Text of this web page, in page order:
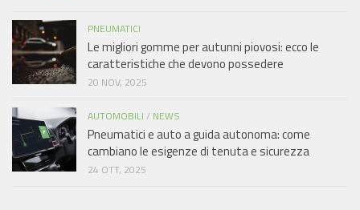
PNEUMATICI
Le migliori gomme per autunni piovosi: ecco le
caratteristiche che devono possedere
20 NOV, 2025
AUTOMOBILI / NEWS
Pneumatici e auto a guida autonoma: come
cambiano le esigenze di tenuta e sicurezza
24 OTT, 2025